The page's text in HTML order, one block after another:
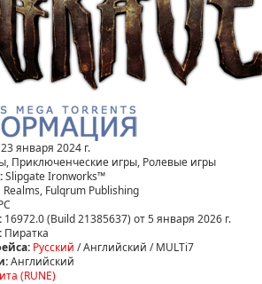
23 января 2024 г.
Приключенческие игры, Ролевые игры
Slipgate Ironworks™
Realms, Fulqrum Publishing
16972.0 (Build 21385637) от 5 января 2026 г.
Пиратка
Русский / Английский / MULTi7
Английский
(RUNE)